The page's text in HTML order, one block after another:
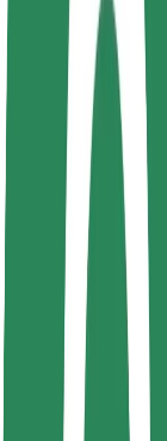
„Bolt“
Prekių
Misija
Prekės
„Urban